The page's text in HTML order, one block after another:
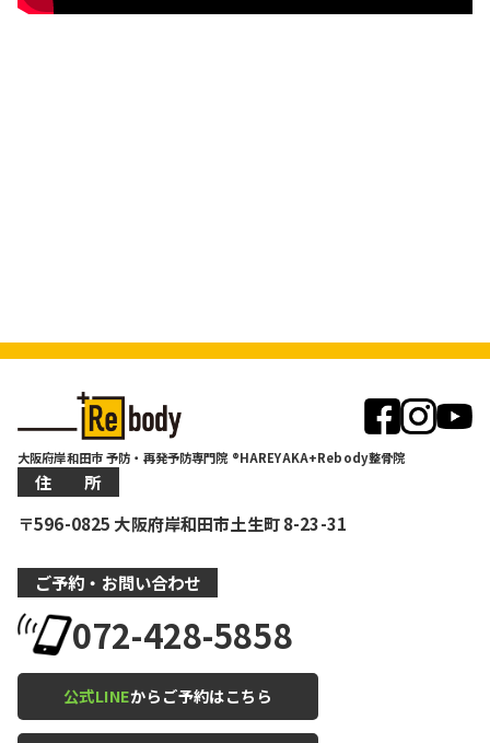
大阪府岸和田市 予防・再発予防専門院 ®HAREYAKA+Rebody整骨院
住 所
〒596-0825 大阪府岸和田市土生町 8-23-31
ご予約・お問い合わせ
072-428-5858
公式LINEからご予約はこちら